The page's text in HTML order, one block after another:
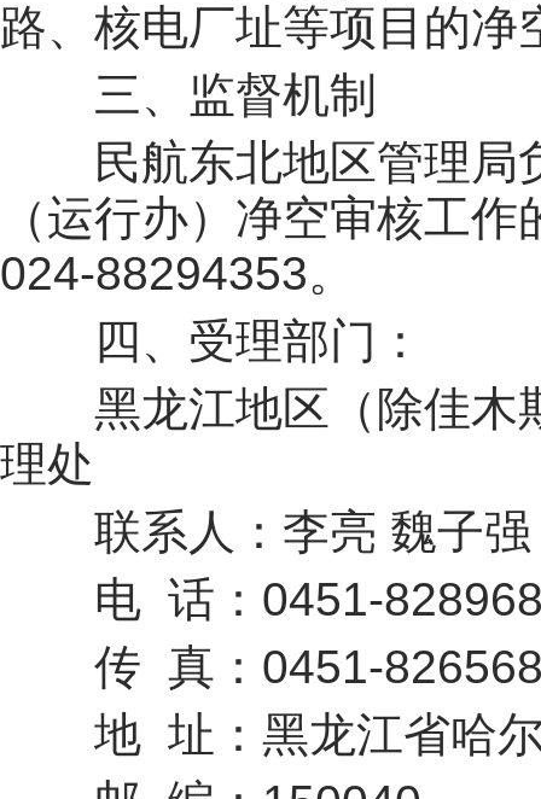
路、核电厂址等项目的净
三、监督机制
民航东北地区管理局
（运行办）净空审核工
024-88294353。
四、受理部门：
黑龙江地区（除佳木
理处
联系人：李亮 魏子强
电 话：0451-
传 真：0451-
地 址：黑龙江省哈尔